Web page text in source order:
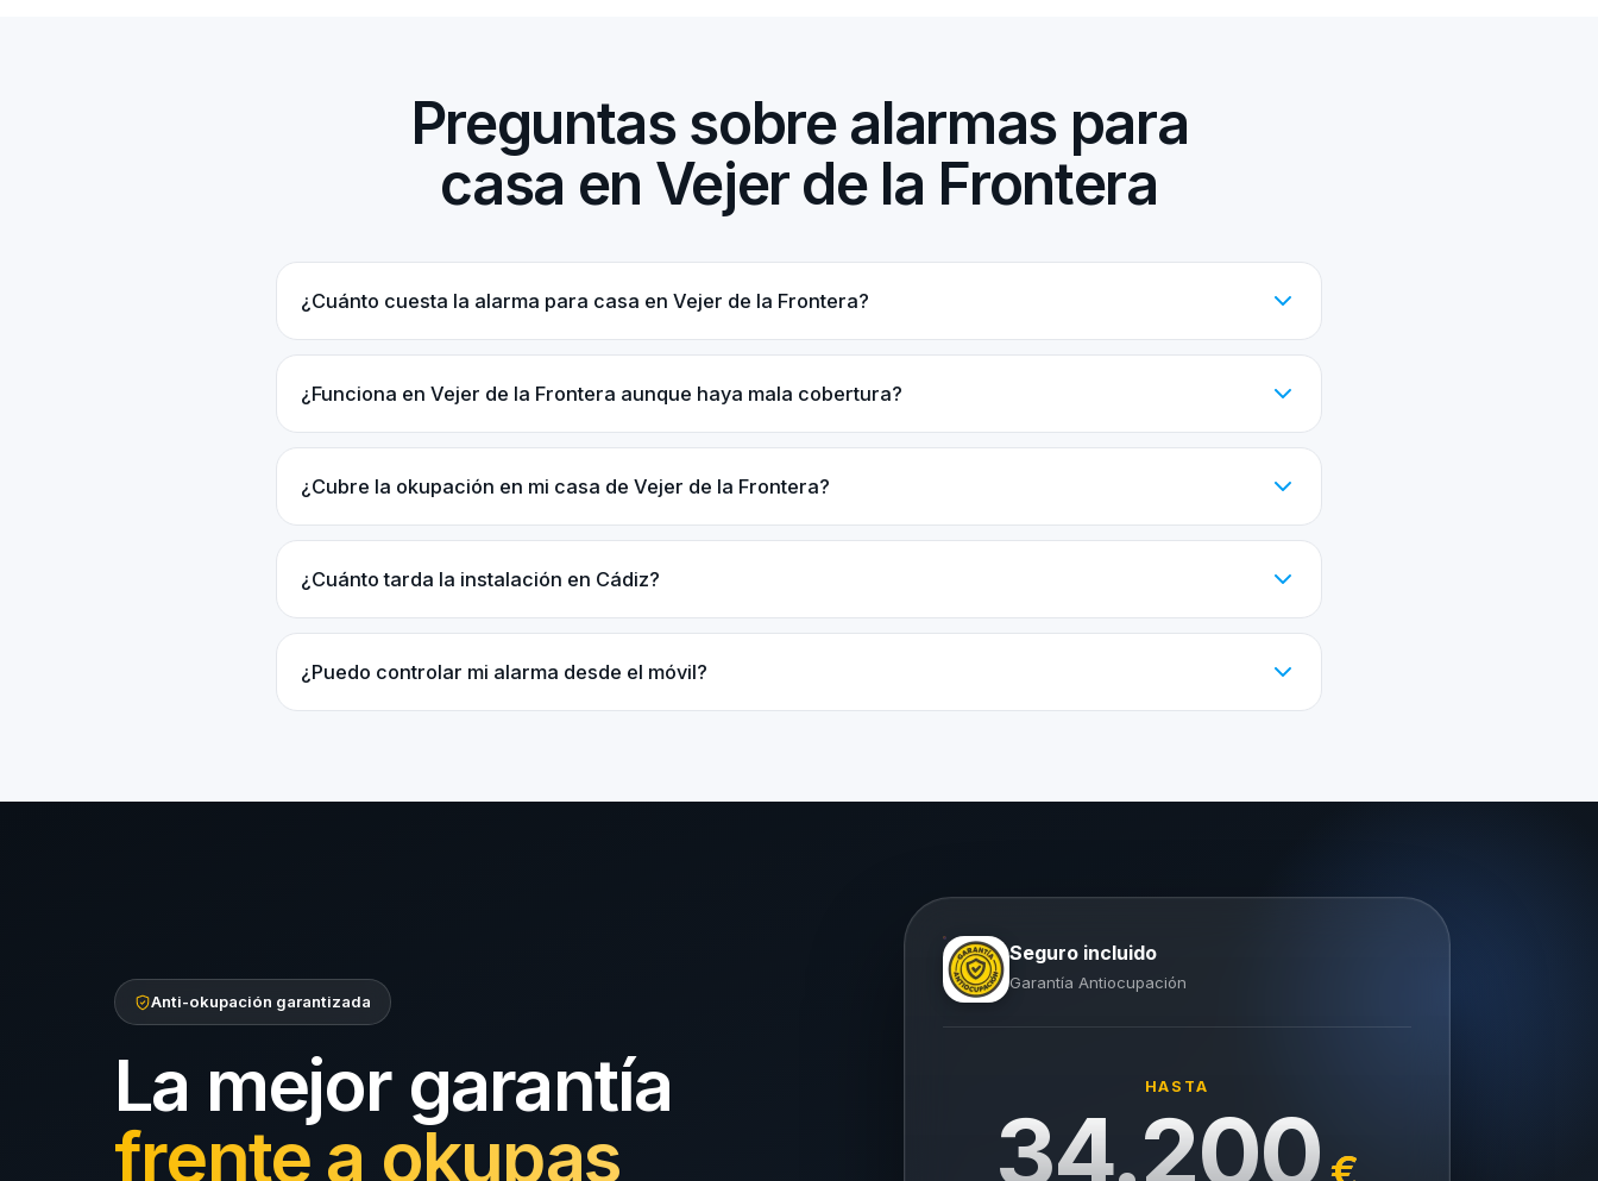
Preguntas sobre alarmas para
casa en Vejer de la Frontera
¿Cuánto cuesta la alarma para casa en Vejer de la Frontera?
¿Funciona en Vejer de la Frontera aunque haya mala cobertura?
¿Cubre la okupación en mi casa de Vejer de la Frontera?
¿Cuánto tarda la instalación en Cádiz?
¿Puedo controlar mi alarma desde el móvil?
Anti-okupación garantizada
La mejor garantía
frente a okupas
Seguro incluido
Garantía Antiocupación
HASTA
34.200